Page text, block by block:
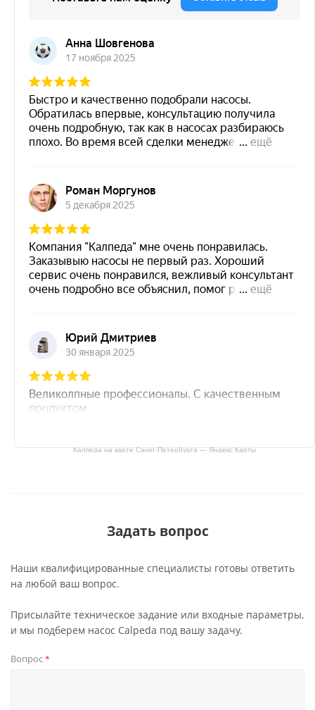
Калпеда на карте Санкт‑Петербурга — Яндекс Карты
Задать вопрос
Наши квалифицированные специалисты готовы ответить
на любой ваш вопрос.
Присылайте техническое задание или входные параметры,
и мы подберем насос Calpeda под вашу задачу.
Вопрос*